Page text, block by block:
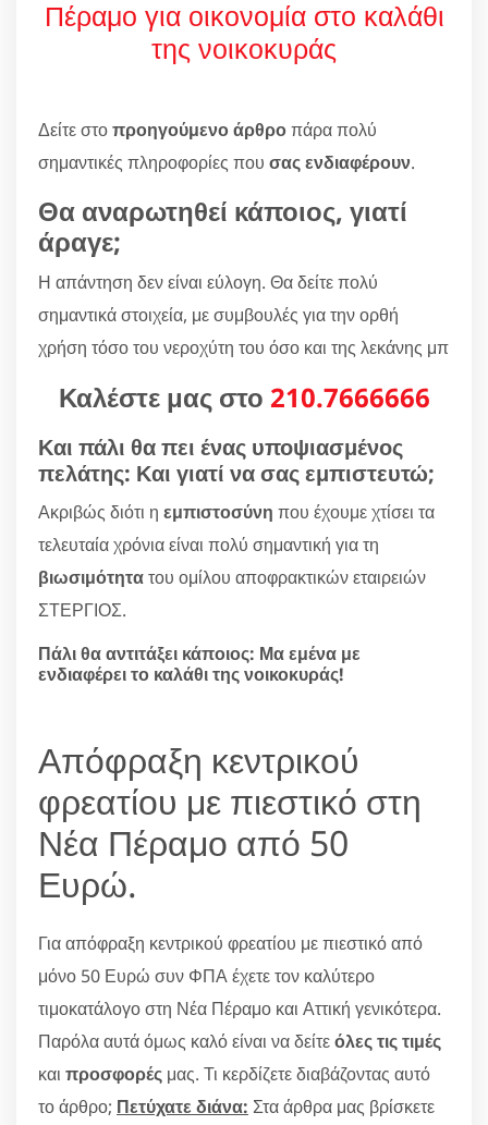
Πέραμο για οικονομία στο καλάθι
της νοικοκυράς
Δείτε στοπροηγούμενο άρθροπάρα πολύ
σημαντικές πληροφορίες που σας ενδιαφέρουν.
Θα αναρωτηθεί κάποιος, γιατί
άραγε;
Η απάντηση δεν είναι εύλογη. Θα δείτε πολύ
σημαντικά στοιχεία, με συμβουλές για την ορθή
χρήση τόσο του νεροχύτη του όσο και της λεκάνης μπ
Καλέστε μας στο 210.7666666
Και πάλι θα πει ένας υποψιασμένος
πελάτης: Και γιατί να σας εμπιστευτώ;
Ακριβώς διότι η εμπιστοσύνη που έχουμε χτίσει τα
τελευταία χρόνια είναι πολύ σημαντική για τη
βιωσιμότητατου ομίλου αποφρακτικών εταιρειών
ΣΤΕΡΓΙΟΣ.
Πάλι θα αντιτάξει κάποιος: Μα εμένα με
ενδιαφέρει το καλάθι της νοικοκυράς!
Απόφραξη κεντρικού
φρεατίου με πιεστικό στη
Νέα Πέραμο από 50
Ευρώ.
Για απόφραξη κεντρικού φρεατίου με πιεστικό από
μόνο 50 Ευρώ συν ΦΠΑ έχετε τον καλύτερο
τιμοκατάλογο στη Νέα Πέραμο και Αττική γενικότερα.
Παρόλα αυτά όμως καλό είναι να δείτεόλες τις τιμές
και προσφορές μας. Τι κερδίζετε διαβάζοντας αυτό
το άρθρο; Πετύχατε διάνα: Στα άρθρα μας βρίσκετε